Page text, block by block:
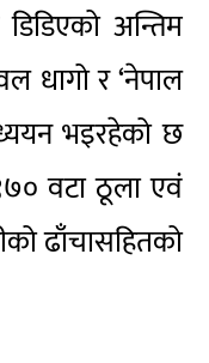
अन्तिम
धागो र ‘नेपाल
भइरहेको छ
वटा ठूला एवं
ढाँचासहितको